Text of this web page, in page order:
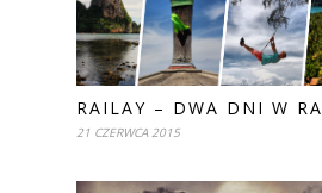
RAILAY – DWA DNI W
21 CZERWCA 2015